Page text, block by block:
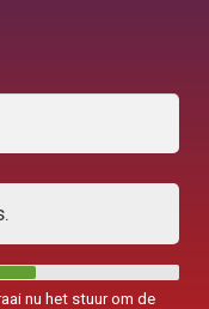
nu het stuur om de